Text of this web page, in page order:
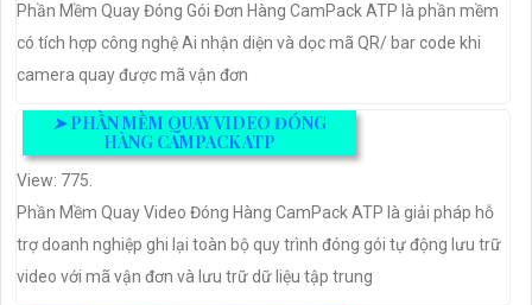
Phần Mềm Quay Đóng Gói Đơn Hàng CamPack ATP là phần mềm
có tích hợp công nghệ Ai nhận diện và dọc mã QR/ bar code khi
camera quay được mã vận đơn
➤PHẦN MỀM QUAY VIDEO ĐÓNG
HÀNG CAMPACK ATP
View: 775.
Phần Mềm Quay Video Đóng Hàng CamPack ATP là giải pháp hỗ
trợ doanh nghiệp ghi lại toàn bộ quy trình đóng gói tự động lưu trữ
video với mã vận đơn và lưu trữ dữ liệu tập trung